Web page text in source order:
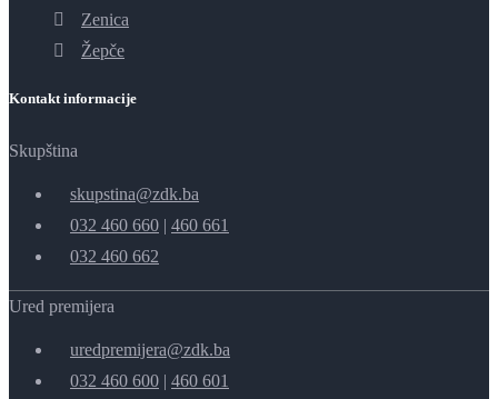
Zenica
Žepče
Kontakt informacije
Skupština
skupstina@zdk.ba
032 460 660 | 460 661
032 460 662
Ured premijera
uredpremijera@zdk.ba
032 460 600 | 460 601